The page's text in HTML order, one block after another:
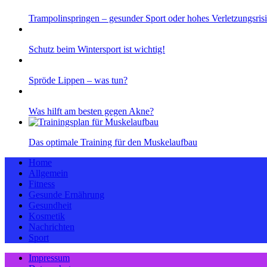
Trampolinspringen – gesunder Sport oder hohes
Schutz beim Wintersport ist wichtig!
Spröde Lippen – was tun?
Was hilft am besten gegen Akne?
Das optimale Training für den Muskelaufbau
Home
Allgemein
Fitness
Gesunde Ernährung
Gesundheit
Kosmetik
Nachrichten
Sport
Impressum